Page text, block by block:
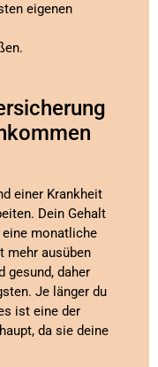
eigenen
einer Krankheit
Dein Gehalt
eine monatliche
mehr ausüben
gesund, daher
Je länger du
ist eine der
da sie deine